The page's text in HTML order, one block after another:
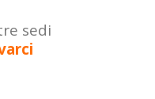
sedi